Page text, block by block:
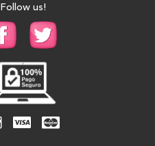
Follow us!